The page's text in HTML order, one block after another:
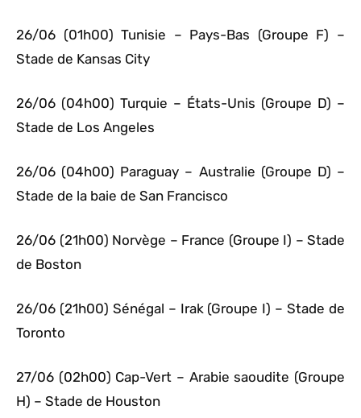
26/06 (01h00) Tunisie – Pays-Bas (Groupe F) –
Stade de Kansas City
26/06 (04h00) Turquie – États-Unis (Groupe D) –
Stade de Los Angeles
26/06 (04h00) Paraguay – Australie (Groupe D) –
Stade de la baie de San Francisco
26/06 (21h00) Norvège – France (Groupe I) – Stade
de Boston
26/06 (21h00) Sénégal – Irak (Groupe I) – Stade de
Toronto
27/06 (02h00) Cap-Vert – Arabie saoudite (Groupe
H) – Stade de Houston